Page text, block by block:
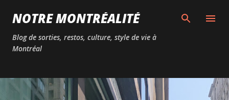
Passer au contenu principal
NOTRE MONTRÉALITÉ
Blog de sorties, restos, culture, style de vie à
Montréal